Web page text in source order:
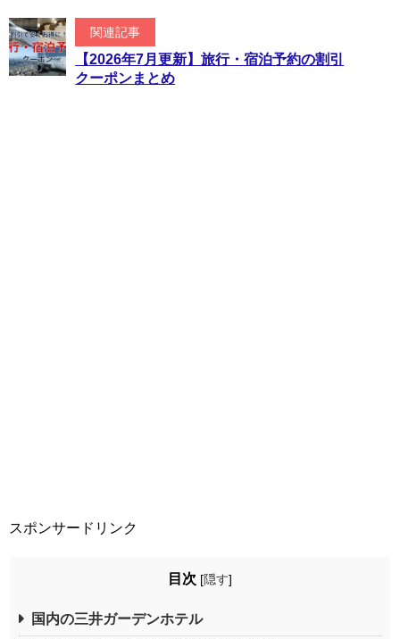
関連記事
【2026年7月更新】旅行・宿泊予約の割引
クーポンまとめ
スポンサードリンク
目次 [隠す]
国内の三井ガーデンホテル